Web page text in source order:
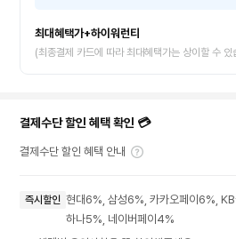
최대혜택가+하이워런티
(최종결제 카드에 따라 최대혜택가는 상이할 수 있
결제수단 할인 혜택 확인 💳
결제수단 할인 혜택 안내
즉시할인 현대6%, 삼성6%, 카카오페이6%,
하나5%, 네이버페이4%